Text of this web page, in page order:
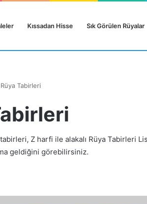
Kıssadan Hisse Sık Görülen Rüyalar
Tabirleri
Z harfi ile alakalı Rüya Tabirleri
geldiğini görebilirsiniz.